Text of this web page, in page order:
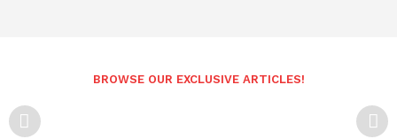
BROWSE OUR EXCLUSIVE ARTICLES!